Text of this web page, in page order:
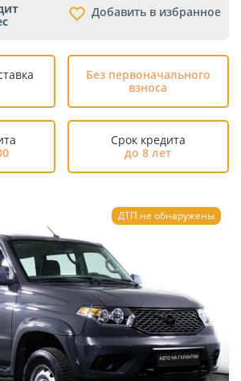
Добавить в избранное
Без первоначального
взноса
Срок кредита
до 8 лет
ДТП не обнаружены